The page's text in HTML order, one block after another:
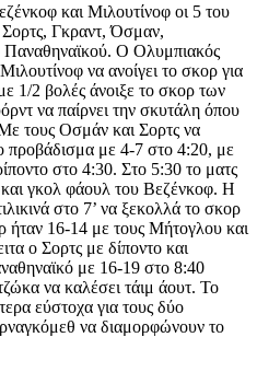
και Μιλουτίνοφ οι 5 του
Σορτς, Γκραντ, Όσμαν,
Παναθηναϊκού. Ο Ολυμπιακός
να ανοίγει το σκορ για
1/2 βολές άνοιξε το σκορ των
να παίρνει την σκυτάλη όπου
τους Οσμάν και Σορτς να
προβάδισμα με 4-7 στο 4:20, με
στο 4:30. Στο 5:30 το ματς
γκολ φάουλ του Βεζένκοφ. Η
στο 7’ να ξεκολλά το σκορ
ήταν 16-14 με τους Μήτογλου και
ο Σορτς με δίποντο και
με 16-19 στο 8:40
να καλέσει τάιμ άουτ. Το
εύστοχα για τους δύο
να διαμορφώνουν το